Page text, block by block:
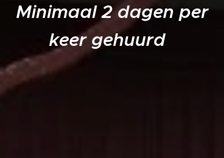
Minimaal 2 dagen per
keer gehuurd